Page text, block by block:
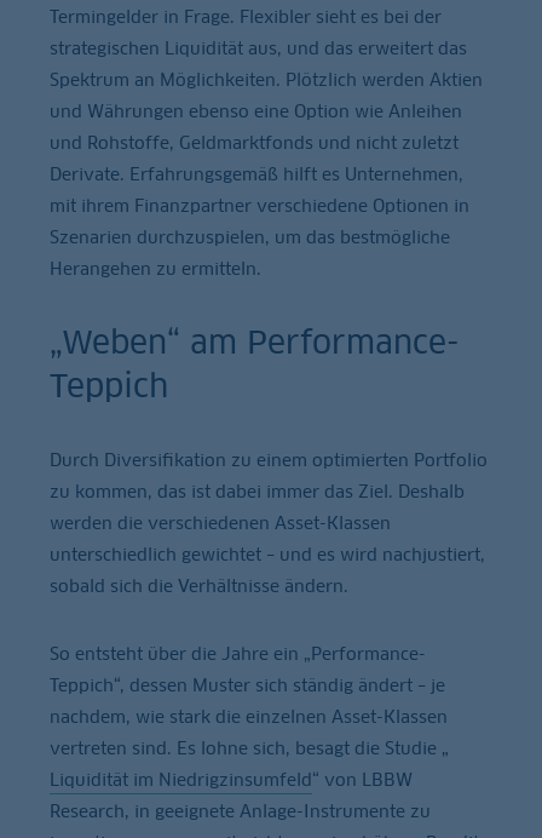
Termingelder in Frage. Flexibler sieht es bei der
strategischen Liquidität aus, und das erweitert das
Spektrum an Möglichkeiten. Plötzlich werden Aktien
und Währungen ebenso eine Option wie Anleihen
und Rohstoffe, Geldmarktfonds und nicht zuletzt
Derivate. Erfahrungsgemäß hilft es Unternehmen,
mit ihrem Finanzpartner verschiedene Optionen in
Szenarien durchzuspielen, um das bestmögliche
Herangehen zu ermitteln.
„Weben“ am Performance-
Teppich
Durch Diversifikation zu einem optimierten Portfolio
zu kommen, das ist dabei immer das Ziel. Deshalb
werden die verschiedenen Asset-Klassen
unterschiedlich gewichtet – und es wird nachjustiert,
sobald sich die Verhältnisse ändern.
So entsteht über die Jahre ein „Performance-
Teppich“, dessen Muster sich ständig ändert – je
nachdem, wie stark die einzelnen Asset-Klassen
vertreten sind. Es lohne sich, besagt die Studie „
Liquidität im Niedrigzinsumfeld“ von LBBW
Research, in geeignete Anlage-Instrumente zu